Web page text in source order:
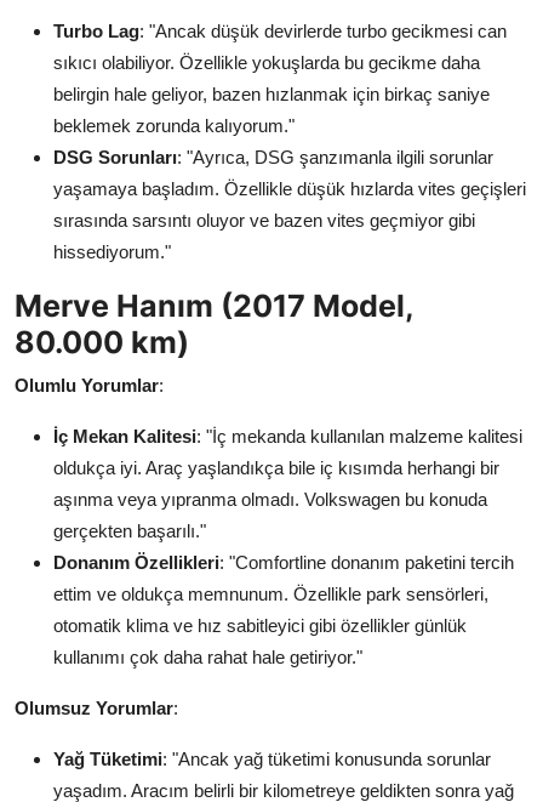
Turbo Lag: "Ancak düşük devirlerde turbo gecikmesi can
sıkıcı olabiliyor. Özellikle yokuşlarda bu gecikme daha
belirgin hale geliyor, bazen hızlanmak için birkaç saniye
beklemek zorunda kalıyorum."
DSG Sorunları: "Ayrıca, DSG şanzımanla ilgili sorunlar
yaşamaya başladım. Özellikle düşük hızlarda vites geçişleri
sırasında sarsıntı oluyor ve bazen vites geçmiyor gibi
hissediyorum."
Merve Hanım (2017 Model,
80.000 km)
Olumlu Yorumlar:
İç Mekan Kalitesi: "İç mekanda kullanılan malzeme kalitesi
oldukça iyi. Araç yaşlandıkça bile iç kısımda herhangi bir
aşınma veya yıpranma olmadı. Volkswagen bu konuda
gerçekten başarılı."
Donanım Özellikleri: "Comfortline donanım paketini tercih
ettim ve oldukça memnunum. Özellikle park sensörleri,
otomatik klima ve hız sabitleyici gibi özellikler günlük
kullanımı çok daha rahat hale getiriyor."
Olumsuz Yorumlar:
Yağ Tüketimi: "Ancak yağ tüketimi konusunda sorunlar
yaşadım. Aracım belirli bir kilometreye geldikten sonra yağ